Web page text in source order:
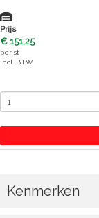
Prijs
€ 151,25
per st
incl. BTW
Kenmerken